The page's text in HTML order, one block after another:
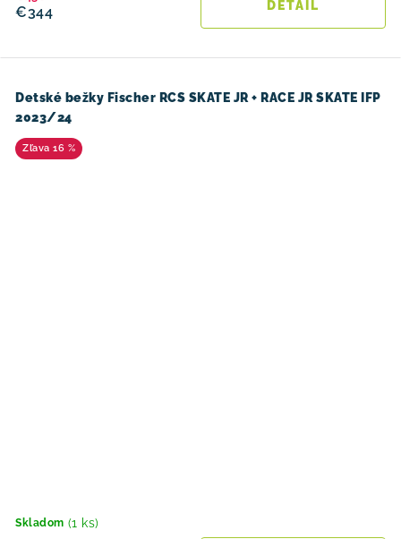
€344 DETAIL
Detské bežky Fischer RCS SKATE JR + RACE JR SKATE IFP
2023/24
16 %
Skladom (1 ks)